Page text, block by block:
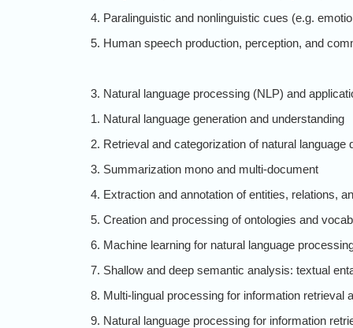
4. Paralinguistic and nonlinguistic cues (e.g.
5. Human speech production, perception, and
3. Natural language processing (NLP) and
1. Natural language generation and understanding
2. Retrieval and categorization of natural language
3. Summarization mono and multi-document
4. Extraction and annotation of entities, relations,
5. Creation and processing of ontologies and
6. Machine learning for natural language
7. Shallow and deep semantic analysis: textual
8. Multi-lingual processing for information retrieval
9. Natural language processing for information